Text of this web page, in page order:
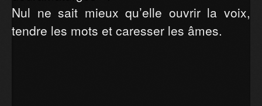
Nul ne sait mieux qu’elle ouvrir la voix,
tendre les mots et caresser les âmes.